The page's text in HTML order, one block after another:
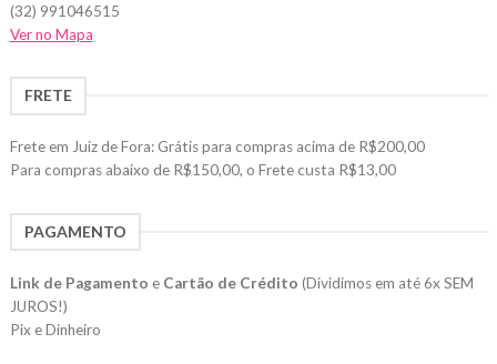
(32) 991046515
Ver no Mapa
FRETE
Frete em Juiz de Fora: Grátis para compras acima de R$200,00
Para compras abaixo de R$150,00, o Frete custa R$13,00
PAGAMENTO
Link de Pagamento e Cartão de Crédito (Dividimos em até 6x SEM
JUROS!)
Pix e Dinheiro